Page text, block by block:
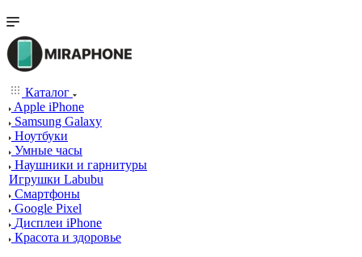
Каталог
Apple iPhone
Samsung Galaxy
Ноутбуки
Умные часы
Наушники и гарнитуры
Игрушки Labubu
Смартфоны
Google Pixel
Дисплеи iPhone
Красота и здоровье